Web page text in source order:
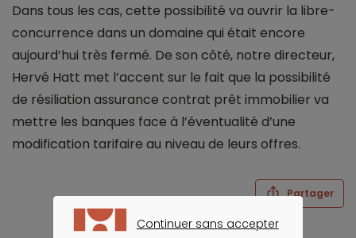
Dans tous les cas, cette possibilité va ouvrir la libre-
concurrence dans un domaine qui était encore
aujourd’hui très fermé. De son côté, notre directeur,
Hervé Hatt met l’accent sur le fait que la possibilité
de résiliation assurance contrat prêt immobilier va
mettre les banques face à l’éventualité d’une
modification tarifaire au niveau de leurs offres.
Partager
Continuer sans accepter